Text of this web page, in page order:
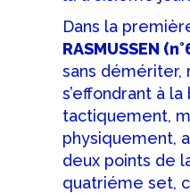
Dans la
RASMUSSEN
sans démériter,
s’effondrant à la
tactiquement,
physiquement,
deux points de
quatriéme set,